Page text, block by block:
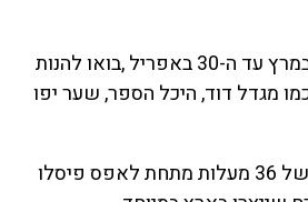
פסטיבל עיר הקרח של ירושלים מתקיים בירושלים, במתחם הרכבת בתאריכים – 6 במרץ עד ה-30 באפריל ,בואו להנות
מגדל דוד, היכל הספר, שער יפו
במתחם הרכבת הוקם קומפלקס ענק וקפוא שיובא במיוחד מבלגיה, בו בטמפרטורה של 36 מעלות מתחת לאפס פיסלו